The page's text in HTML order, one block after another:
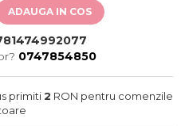
ADAUGA IN COS
0747854850
primiti2 RON pentru comenzile